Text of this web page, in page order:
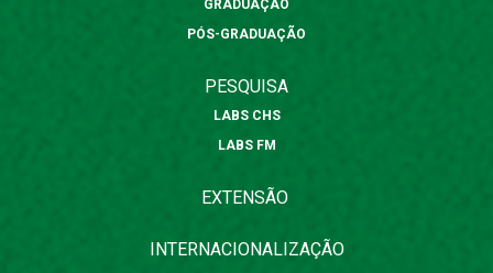
GRADUAÇÃO
PÓS-GRADUAÇÃO
PESQUISA
LABS CHS
LABS FM
EXTENSÃO
INTERNACIONALIZAÇÃO